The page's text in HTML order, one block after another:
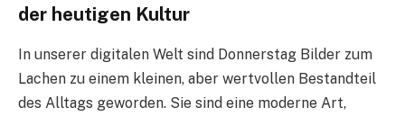
der heutigen Kultur
In unserer digitalen Welt sind Donnerstag Bilder zum
Lachen zu einem kleinen, aber wertvollen Bestandteil
des Alltags geworden. Sie sind eine moderne Art,